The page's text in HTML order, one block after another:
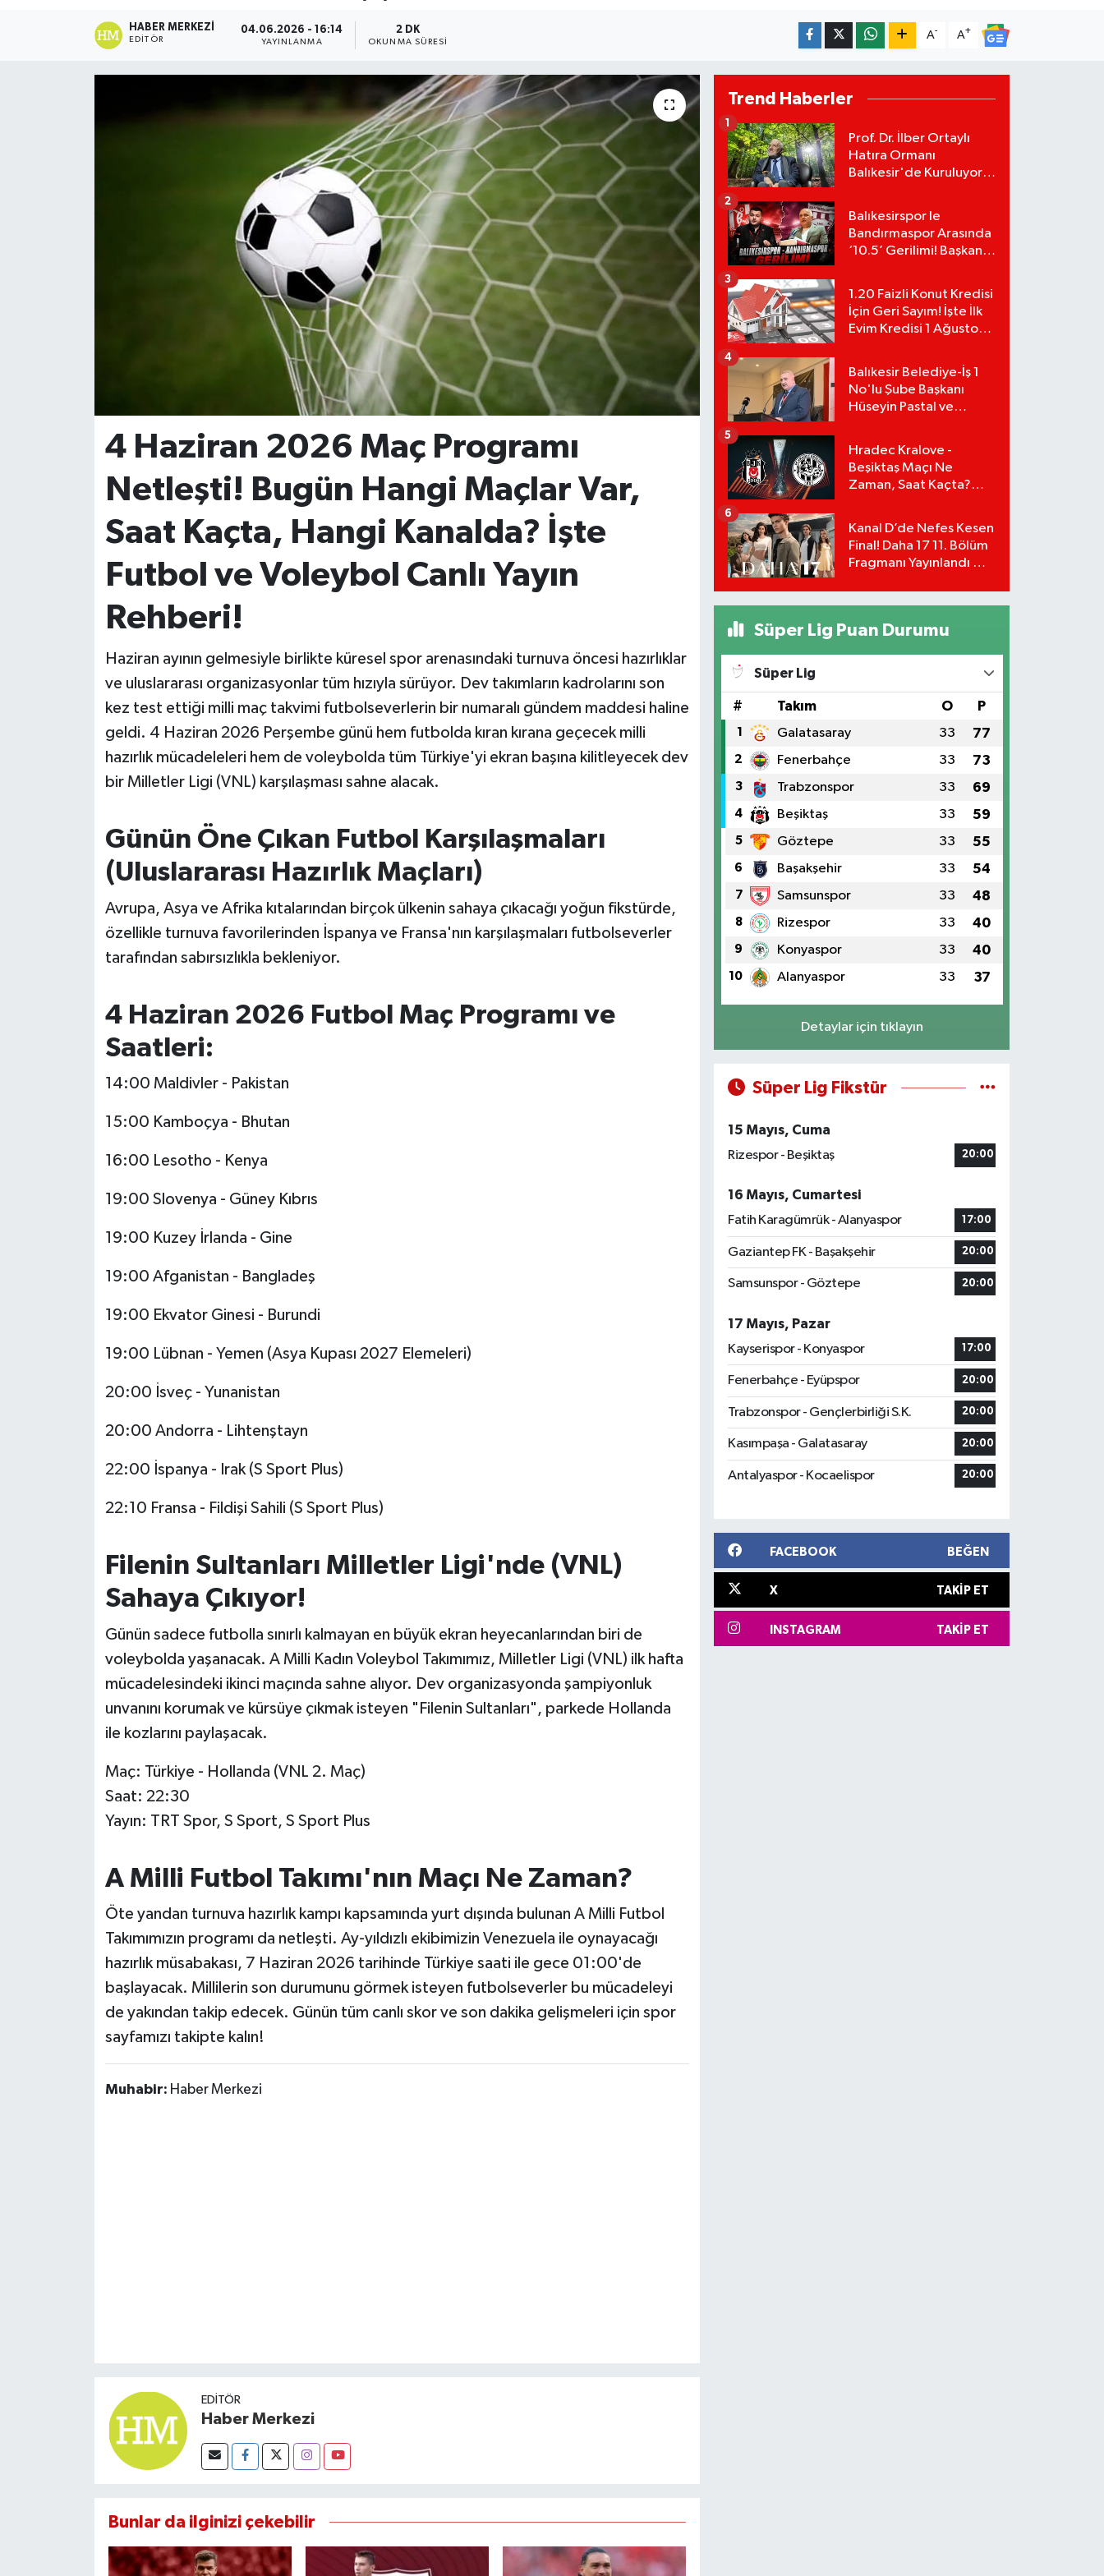
HABER MERKEZI
EDITÖR
04.06.2026 - 16:14
YAYINLANMA
2 DK
OKUNMA SÜRESI
A- A+
4 Haziran 2026 Maç Programı
Netleşti! Bugün Hangi Maçlar Var,
Saat Kaçta, Hangi Kanalda? İşte
Futbol ve Voleybol Canlı Yayın
Rehberi!
Haziran ayının gelmesiyle birlikte küresel spor arenasındaki turnuva öncesi hazırlıklar
ve uluslararası organizasyonlar tüm hızıyla sürüyor. Dev takımların kadrolarını son
kez test ettiği milli maç takvimi futbolseverlerin bir numaralı gündem maddesi haline
geldi. 4 Haziran 2026 Perşembe günü hem futbolda kıran kırana geçecek milli
hazırlık mücadeleleri hem de voleybolda tüm Türkiye'yi ekran başına kilitleyecek dev
bir Milletler Ligi (VNL) karşılaşması sahne alacak.
Günün Öne Çıkan Futbol Karşılaşmaları
(Uluslararası Hazırlık Maçları)
Avrupa, Asya ve Afrika kıtalarından birçok ülkenin sahaya çıkacağı yoğun fikstürde,
özellikle turnuva favorilerinden İspanya ve Fransa'nın karşılaşmaları futbolseverler
tarafından sabırsızlıkla bekleniyor.
4 Haziran 2026 Futbol Maç Programı ve
Saatleri:
14:00 Maldivler - Pakistan
15:00 Kamboçya - Bhutan
16:00 Lesotho - Kenya
19:00 Slovenya - Güney Kıbrıs
19:00 Kuzey İrlanda - Gine
19:00 Afganistan - Bangladeş
19:00 Ekvator Ginesi - Burundi
19:00 Lübnan - Yemen (Asya Kupası 2027 Elemeleri)
20:00 İsveç - Yunanistan
20:00 Andorra - Lihtenştayn
22:00 İspanya - Irak (S Sport Plus)
22:10 Fransa - Fildişi Sahili (S Sport Plus)
Filenin Sultanları Milletler Ligi'nde (VNL)
Sahaya Çıkıyor!
Günün sadece futbolla sınırlı kalmayan en büyük ekran heyecanlarından biri de
voleybolda yaşanacak. A Milli Kadın Voleybol Takımımız, Milletler Ligi (VNL) ilk hafta
mücadelesindeki ikinci maçında sahne alıyor. Dev organizasyonda şampiyonluk
unvanını korumak ve kürsüye çıkmak isteyen "Filenin Sultanları", parkede Hollanda
ile kozlarını paylaşacak.
Maç: Türkiye - Hollanda (VNL 2. Maç)
Saat: 22:30
Yayın: TRT Spor, S Sport, S Sport Plus
A Milli Futbol Takımı'nın Maçı Ne Zaman?
Öte yandan turnuva hazırlık kampı kapsamında yurt dışında bulunan A Milli Futbol
Takımımızın programı da netleşti. Ay-yıldızlı ekibimizin Venezuela ile oynayacağı
hazırlık müsabakası, 7 Haziran 2026 tarihinde Türkiye saati ile gece 01:00'de
başlayacak. Millilerin son durumunu görmek isteyen futbolseverler bu mücadeleyi
de yakından takip edecek. Günün tüm canlı skor ve son dakika gelişmeleri için spor
sayfamızı takipte kalın!
Muhabir: Haber Merkezi
EDITÖR
Haber Merkezi
Bunlar da ilginizi çekebilir
Trend Haberler
Prof. Dr. İlber Ortaylı
Hatıra Ormanı
Balıkesir'de Kuruluyor!
1
Balıkesirspor le
Bandırmaspor Arasında
‘10.5’ Gerilimi! Başkan
Tepki!
2
1.20 Faizli Konut Kredisi
İçin Geri Sayım! İşte İlk
Evim Kredisi 1 Ağustos
Hesaplama Tablosu:
3
Balıkesir Belediye-İş 1
No'lu Şube Başkanı
Hüseyin Pastal ve
4
Hradec Kralove -
Beşiktaş Maçı Ne
Zaman, Saat Kaçta?
Detayları!
5
Kanal D’de Nefes Kesen
Final! Daha 17 11. Bölüm
Fragmanı Yayınlandı Mı?
6
Süper Lig Puan Durumu
Süper Lig
# Takım O P
1 Galatasaray 33 77
2 Fenerbahçe 33 73
3 Trabzonspor 33 69
4 Beşiktaş 33 59
5 Göztepe 33 55
6 Başakşehir 33 54
7 Samsunspor 33 48
8 Rizespor 33 40
9 Konyaspor 33 40
10 Alanyaspor 33 37
Detaylar için tıklayın
Süper Lig Fikstür
15 Mayıs, Cuma
Rizespor - Beşiktaş
20:00
16 Mayıs, Cumartesi
Fatih Karagümrük - Alanyaspor
17:00
Gaziantep FK - Başakşehir 20:00
Samsunspor - Göztepe 20:00
17 Mayıs, Pazar
Kayserispor - Konyaspor
17:00
Fenerbahçe - Eyüpspor 20:00
Trabzonspor - Gençlerbirliği S.K. 20:00
Kasımpaşa - Galatasaray 20:00
Antalyaspor - Kocaelispor 20:00
FACEBOOK BEĞEN
X TAKIP ET
INSTAGRAM TAKIP ET
KENT GÜNDEMİ
KÜLTÜR-SANAT
MAGAZİN
OTOMOTİV
Resmi İlanlar
Savaştepe
SEYAHAT
SÜRMANŞET
TARİHTE BUGÜN
TEKNOLOJİ